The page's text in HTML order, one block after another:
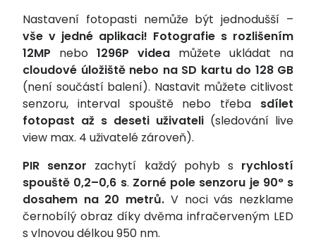
Nastavení fotopasti nemůže být jednodušší –
vše v jedné aplikaci! Fotografie s rozlišením
12MP nebo 1296P videa můžete ukládat na
cloudové úložiště nebo na SD kartu do 128 GB
(není součástí balení). Nastavit můžete citlivost
senzoru, interval spouště nebo třeba sdílet
fotopast až s deseti uživateli (sledování live
view max. 4 uživatelé zároveň).
PIR senzor zachytí každý pohyb s rychlostí
spouště 0,2–0,6 s. Zorné pole senzoru je 90° s
dosahem na 20 metrů. V noci vás nezklame
černobílý obraz díky dvěma infračerveným LED
s vlnovou délkou 950 nm.